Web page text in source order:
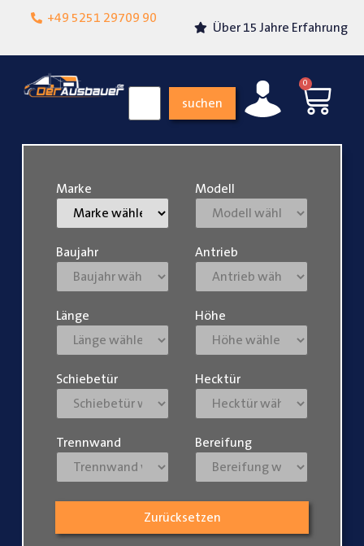
+49 5251 29709 90
Lokalgeschäft in
Über 15 Jahre Erfahrung
suchen
0
Marke Modell
Baujahr Antrieb
Länge Höhe
Schiebetür Hecktür
Trennwand Bereifung
Zurücksetzen